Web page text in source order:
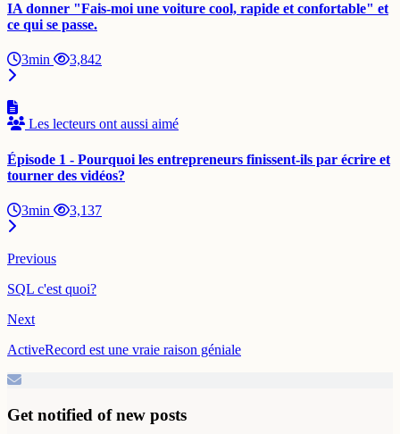
IA donner "Fais-moi une voiture cool, rapide et confortable" et
ce qui se passe.
3min 3,842
Les lecteurs ont aussi aimé
Épisode 1 - Pourquoi les entrepreneurs finissent-ils par écrire et
tourner des vidéos?
3min 3,137
Previous
SQL c'est quoi?
Next
ActiveRecord est une vraie raison géniale
Get notified of new posts